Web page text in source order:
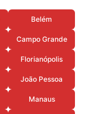
Belém
Campo Grande
Florianópolis
João Pessoa
Manaus